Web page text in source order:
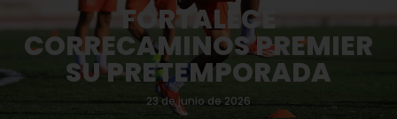
FORTALECE
CORRECAMINOS PREMIER
SU PRETEMPORADA
23 de junio de 2026